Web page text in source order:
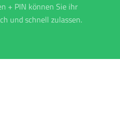
+ PIN können Sie ihr
und schnell zulassen.